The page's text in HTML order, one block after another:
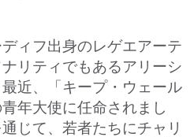
ィフ出身のレゲエアーテ
リティでもあるアリーシ
近、「キープ・ウェール
年大使に任命されまし
じて、若者たちにチャリ